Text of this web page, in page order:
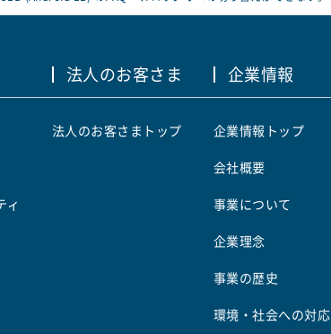
ィ
法人のお客さま
法人のお客さまトップ
企業情報
企業情報トップ
会社概要
事業について
企業理念
事業の歴史
環境・社会への対応